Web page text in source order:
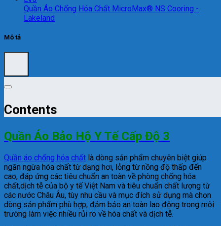
Quần Áo Chống Hóa Chất MicroMax® NS Cooring -
Lakeland
Mô tả
Contents
Quần Áo Bảo Hộ Y Tế Cấp Độ 3
Quần áo chống hóa chất là dòng sản phẩm chuyên biệt giúp
ngăn ngừa hóa chất từ dạng hơi, lỏng từ nồng độ thấp đến
cao, đáp ứng các tiêu chuẩn an toàn về phòng chống hóa
chất,dịch tễ của bộ y tế Việt Nam và tiêu chuẩn chất lượng từ
các nước Châu Âu, tùy nhu cầu và mục đích sử dụng mà chọn
dòng sản phẩm phù hợp, đảm bảo an toàn lao động trong môi
trường làm việc nhiều rủi ro về hóa chất và dịch tễ.